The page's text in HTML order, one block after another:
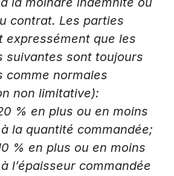
contrat. Les parties
expressément que les
suivantes sont toujours
comme normales
non limitative):
% en plus ou en moins
la quantité commandée;
% en plus ou en moins
l’épaisseur commandée